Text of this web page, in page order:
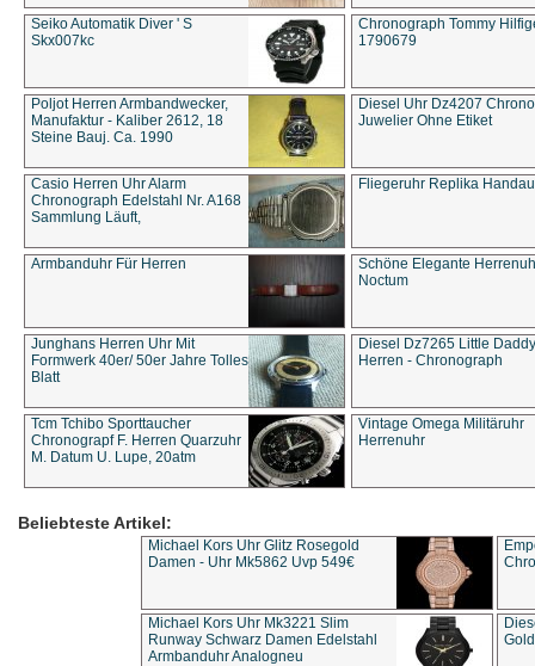
Seiko Automatik Diver ' S
Skx007kc
Chronograph Tommy
1790679
Poljot Herren Armbandwecker,
Manufaktur - Kaliber 2612, 18
Steine Bauj. Ca. 1990
Diesel Uhr Dz4207
Juwelier Ohne Etiket
Casio Herren Uhr Alarm
Chronograph Edelstahl Nr. A168
Sammlung Läuft,
Fliegeruhr Replika
Armbanduhr Für Herren
Schöne Elegante
Noctum
Junghans Herren Uhr Mit
Formwerk 40er/ 50er Jahre Tolles
Blatt
Diesel Dz7265 Little Daddy
Herren - Chronograph
Tcm Tchibo Sporttaucher
Chronograpf F. Herren Quarzuhr
M. Datum U. Lupe, 20atm
Vintage Omega Militäruhr
Herrenuhr
Beliebteste Artikel:
Michael Kors Uhr Glitz Rosegold
Damen - Uhr Mk5862 Uvp 549€
Michael Kors Uhr Mk3221 Slim
Runway Schwarz Damen Edelstahl
Armbanduhr Analogneu